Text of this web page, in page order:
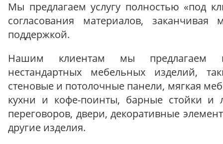
Мы предлагаем услугу полностью «под
согласования материалов,
поддержкой.
Нашим клиентам мы предлагаем
нестандартных мебельных изделий,
стеновые и потолочные панели, мягкая
кухни и кофе-поинты, барные стойки и
переговоров, двери, декоративные
другие изделия.